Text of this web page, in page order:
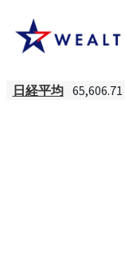
日経平均 65,606.71